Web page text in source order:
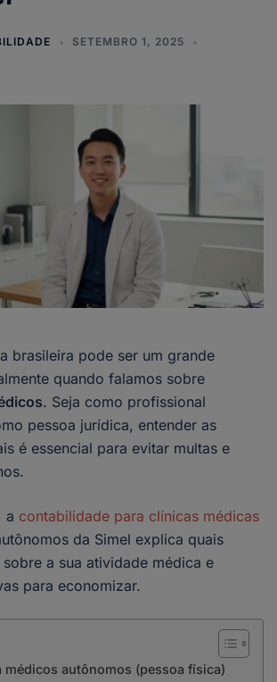
SETEMBRO 1, 2025
brasileira pode ser um grande
quando falamos sobre
. Seja como profissional
pessoa jurídica, entender as
é essencial para evitar multas e
a contabilidade para clínicas médicas
da Simel explica quais
a sua atividade médica e
para economizar.
médicos autônomos (pessoa física)